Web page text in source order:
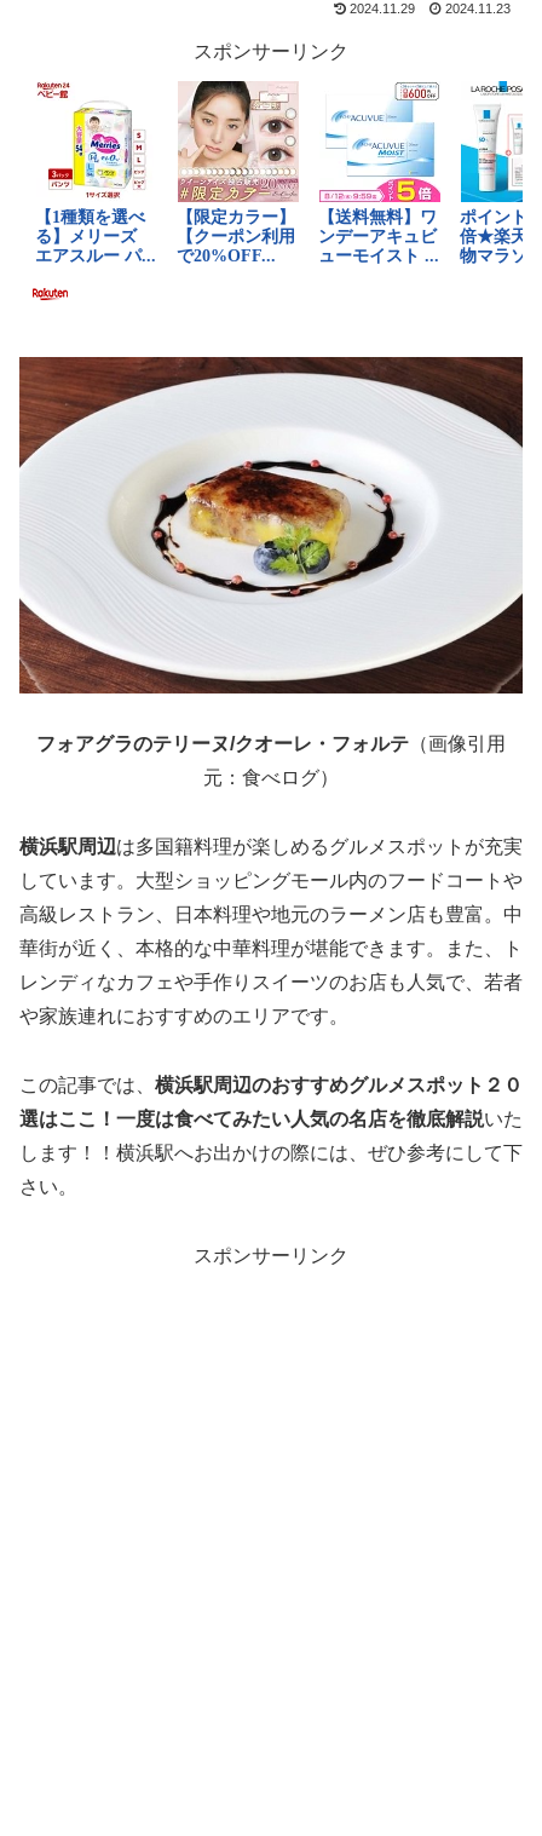
2024.11.29 2024.11.23
スポンサーリンク
フォアグラのテリーヌ/クオーレ・フォルテ （画像引用
元：食べログ）
横浜駅周辺は多国籍料理が楽しめるグルメスポットが充実
しています。大型ショッピングモール内のフードコートや
高級レストラン、日本料理や地元のラーメン店も豊富。中
華街が近く、本格的な中華料理が堪能できます。また、ト
レンディなカフェや手作りスイーツのお店も人気で、若者
や家族連れにおすすめのエリアです。
この記事では、 横浜駅周辺のおすすめグルメスポット２０
選はここ！一度は食べてみたい人気の名店を徹底解説いた
します！！横浜駅へお出かけの際には、ぜひ参考にして下
さい。
スポンサーリンク